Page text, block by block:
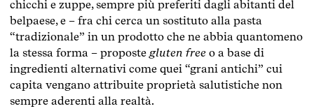
chicchi e zuppe, sempre più preferiti dagli abitanti del
belpaese, e – fra chi cerca un sostituto alla pasta
“tradizionale” in un prodotto che ne abbia quantomeno
la stessa forma – proposte gluten free o a base di
ingredienti alternativi come quei “grani antichi” cui
capita vengano attribuite proprietà salutistiche non
sempre aderenti alla realtà.